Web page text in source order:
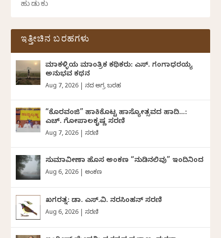
ಇತ್ತೀಚಿನ ಬರಹಗಳು
ಮಾಕಳ್ಳಿಯ ಮಾಂತ್ರಿಕ ಕಥಿಕರು: ಎಸ್. ಗಂಗಾಧರಯ್ಯ
ಅನುಭವ ಕಥನ
Aug 7, 2026 ದಿನದ ಅಗ್ರ ಬರಹ
“ಕೊರವಂಜಿ” ಹಾಕಿಕೊಟ್ಟ ಹಾಸ್ಯೋತ್ಸವದ ಹಾದಿ…:
ಎಚ್. ಗೋಪಾಲಕೃಷ್ಣ ಸರಣಿ
Aug 7, 2026 ಸರಣಿ
ಸುಮಾವೀಣಾ ಹೊಸ ಅಂಕಣ “ನುಡಿನಲಿವು” ಇಂದಿನಿಂದ
Aug 6, 2026 ಅಂಕಣ
ಖಗರತ್ನ: ಡಾ. ಎಸ್.ವಿ. ನರಸಿಂಹನ್‌‌ ಸರಣಿ
Aug 6, 2026 ಸರಣಿ